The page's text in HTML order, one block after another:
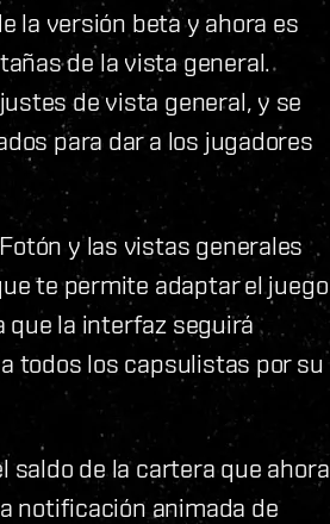
la versión beta y ahora es
de la vista general.
de vista general, y se
para dar a los jugadores
y las vistas generales
te permite adaptar el juego
que la interfaz seguirá
todos los capsulistas por su
saldo de la cartera que ahora
notificación animada de